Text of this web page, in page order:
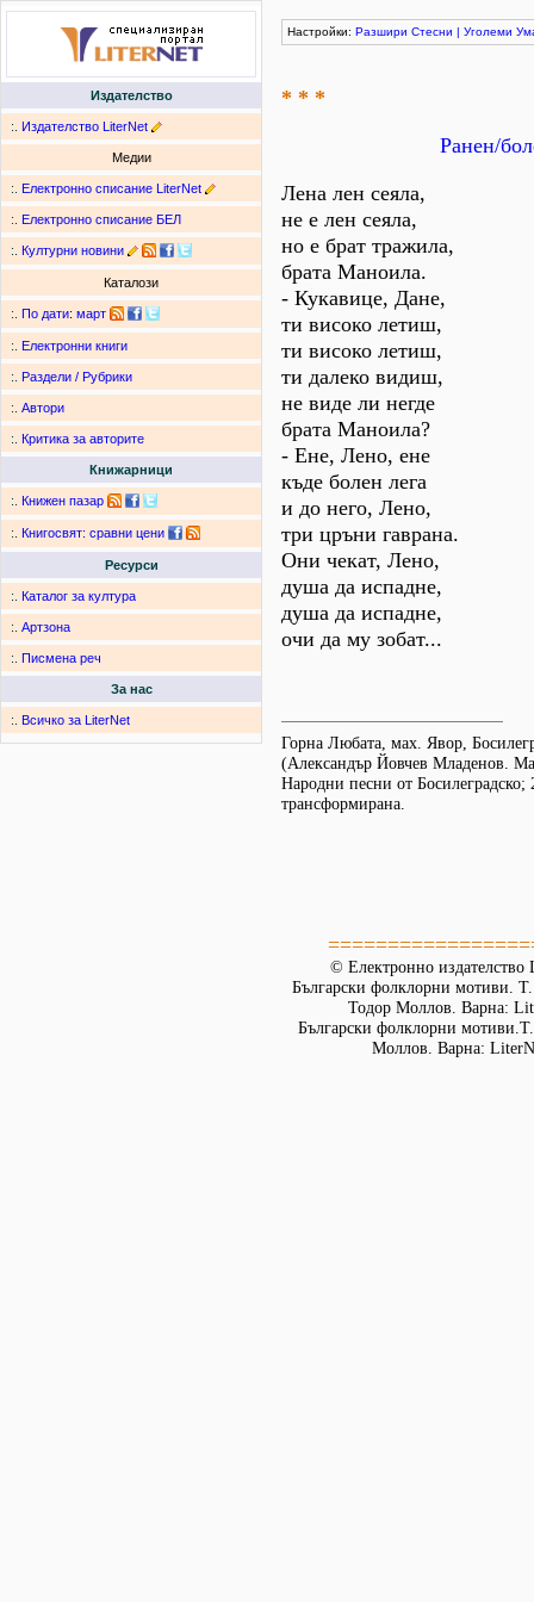
Издателство
:. Издателство LiterNet
Медии
:. Електронно списание LiterNet
:. Електронно списание БЕЛ
:. Културни новини
Каталози
:. По дати: март
:. Електронни книги
:. Раздели / Рубрики
:. Автори
:. Критика за авторите
Книжарници
:. Книжен пазар
:. Книгосвят: сравни цени
Ресурси
:. Каталог за култура
:. Артзона
:. Писмена реч
За нас
:. Всичко за LiterNet
Настройки: Разшири Стесни | Уголеми
* * *
Ранен/
Лена лен сеяла,
не е лен сеяла,
но е брат тражила,
брата Маноила.
- Кукавице, Дане,
ти високо летиш,
ти високо летиш,
ти далеко видиш,
не виде ли негде
брата Маноила?
- Ене, Лено, ене
къде болен лега
и до него, Лено,
три цръни гаврана.
Они чекат, Лено,
душа да испадне,
душа да испадне,
очи да му зобат...
Горна Любата, мах. Явор,
(Александър Йовчев Младенов.
Народни песни от Босилеградско;
трансформирана.
© Електронно издателство
Български фолклорни мотиви.
Тодор Моллов. Варна:
Български фолклорни
Моллов. Варна: